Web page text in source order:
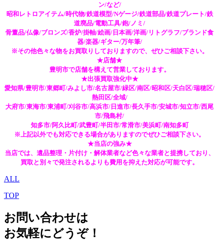
ン/など/
昭和レトロアイテム/時代物/鉄道模型/Nゲージ/鉄道部品/鉄道プレート/鉄
道廃品/電動工具/鉋/ノミ/
骨董品/仏像/ブロンズ/香炉/掛軸/絵画/日本画/洋画/リトグラフ/ブランド食
器/楽器/ギター/万年筆/
※その他色々な物をお買取りしておりますので、ぜひご相談下さい。
★店舗★
豊明市で店舗を構えて営業しております。
★出張買取強化中★
愛知県/豊明市/東郷町/みよし市/名古屋市/緑区/南区/昭和区/天白区/瑞穂区/
熱田区/全域/
大府市/東海市/東浦町/刈谷市/高浜市/日進市/長久手市/安城市/知立市/西尾
市/飛島村/
知多市/阿久比町/武豊町/半田市/常滑市/美浜町/南知多町
※上記以外でも対応できる場合がありますのでぜひご相談下さい。
★当店の強み★
当店では、遺品整理・片付け・解体業者など色々な業者と提携しており、
買取と別々で発注されるよりも費用を抑えた対応が可能です。
ALL
TOP
お問い合わせは
お気軽にどうぞ！